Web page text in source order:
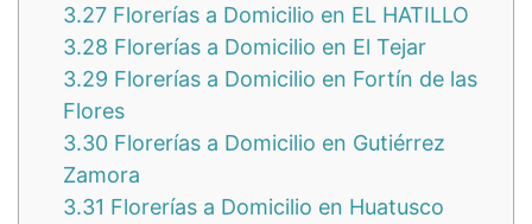
3.27 Florerías a Domicilio en EL HATILLO
3.28 Florerías a Domicilio en El Tejar
3.29 Florerías a Domicilio en Fortín de las
Flores
3.30 Florerías a Domicilio en Gutiérrez
Zamora
3.31 Florerías a Domicilio en Huatusco